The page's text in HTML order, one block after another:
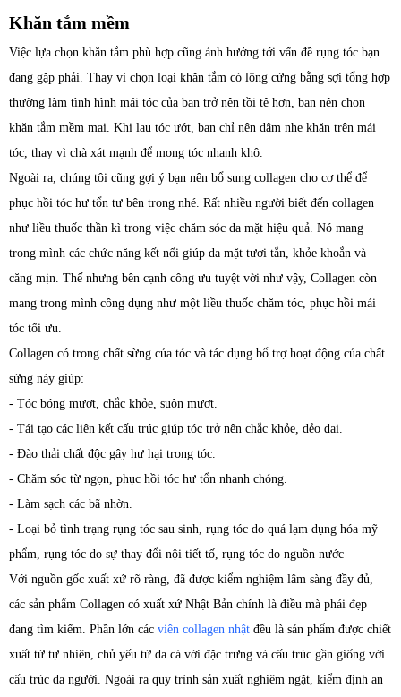
Khăn tắm mềm
Việc lựa chọn khăn tắm phù hợp cũng ảnh hưởng tới vấn đề rụng tóc bạn
đang gặp phải. Thay vì chọn loại khăn tắm có lông cứng bằng sợi tổng hợp
thường làm tình hình mái tóc của bạn trở nên tồi tệ hơn, bạn nên chọn
khăn tắm mềm mại. Khi lau tóc ướt, bạn chỉ nên dậm nhẹ khăn trên mái
tóc, thay vì chà xát mạnh để mong tóc nhanh khô.
Ngoài ra, chúng tôi cũng gợi ý bạn nên bổ sung collagen cho cơ thể để
phục hồi tóc hư tổn tư bên trong nhé. Rất nhiều người biết đến collagen
như liều thuốc thần kì trong việc chăm sóc da mặt hiệu quả. Nó mang
trong mình các chức năng kết nối giúp da mặt tươi tắn, khỏe khoắn và
căng mịn. Thế nhưng bên cạnh công ưu tuyệt vời như vậy, Collagen còn
mang trong mình công dụng như một liều thuốc chăm tóc, phục hồi mái
tóc tối ưu.
Collagen có trong chất sừng của tóc và tác dụng bổ trợ hoạt động của chất
sừng này giúp:
- Tóc bóng mượt, chắc khỏe, suôn mượt.
- Tái tạo các liên kết cấu trúc giúp tóc trở nên chắc khỏe, dẻo dai.
- Đào thải chất độc gây hư hại trong tóc.
- Chăm sóc từ ngọn, phục hồi tóc hư tổn nhanh chóng.
- Làm sạch các bã nhờn.
- Loại bỏ tình trạng rụng tóc sau sinh, rụng tóc do quá lạm dụng hóa mỹ
phẩm, rụng tóc do sự thay đổi nội tiết tố, rụng tóc do nguồn nước
Với nguồn gốc xuất xứ rõ ràng, đã được kiểm nghiệm lâm sàng đầy đủ,
các sản phẩm Collagen có xuất xứ Nhật Bản chính là điều mà phái đẹp
đang tìm kiếm. Phần lớn các viên collagen nhật đều là sản phẩm được chiết
xuất từ tự nhiên, chủ yếu từ da cá với đặc trưng và cấu trúc gần giống với
cấu trúc da người. Ngoài ra quy trình sản xuất nghiêm ngặt, kiểm định an